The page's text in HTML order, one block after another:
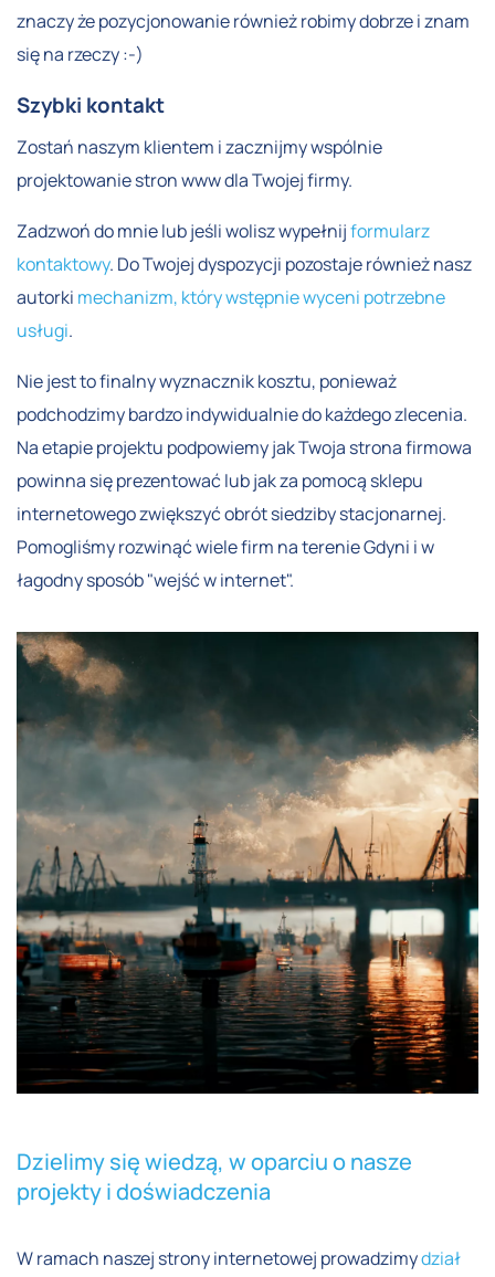
znaczy że pozycjonowanie również robimy dobrze i znam
się na rzeczy :-)
Szybki kontakt
Zostań naszym klientem i zacznijmy wspólnie
projektowanie stron www dla Twojej firmy.
Zadzwoń do mnie lub jeśli wolisz wypełnijformularz
kontaktowy. Do Twojej dyspozycji pozostaje również nasz
autorki mechanizm, który wstępnie wyceni potrzebne
usługi.
Nie jest to finalny wyznacznik kosztu, ponieważ
podchodzimy bardzo indywidualnie do każdego zlecenia.
Na etapie projektu podpowiemy jak Twoja strona firmowa
powinna się prezentować lub jak za pomocą sklepu
internetowego zwiększyć obrót siedziby stacjonarnej.
Pomogliśmy rozwinąć wiele firm na terenie Gdyni i w
łagodny sposób "wejść w internet".
Dzielimy się wiedzą, w oparciu o nasze
projekty i doświadczenia
W ramach naszej strony internetowej prowadzimydział